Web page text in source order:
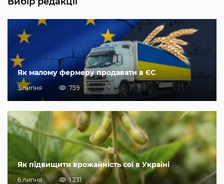
Як малому фермеру продавати в ЄС
3 липня 759
Як підвищити врожайність сої в Україні
6 липня 1 231